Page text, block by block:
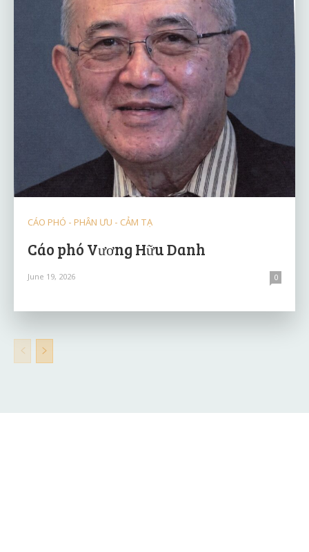
CÁO PHÓ - PHÂN ƯU - CẢM TẠ
Cáo phó Vương Hữu Danh
June 19, 2026 0